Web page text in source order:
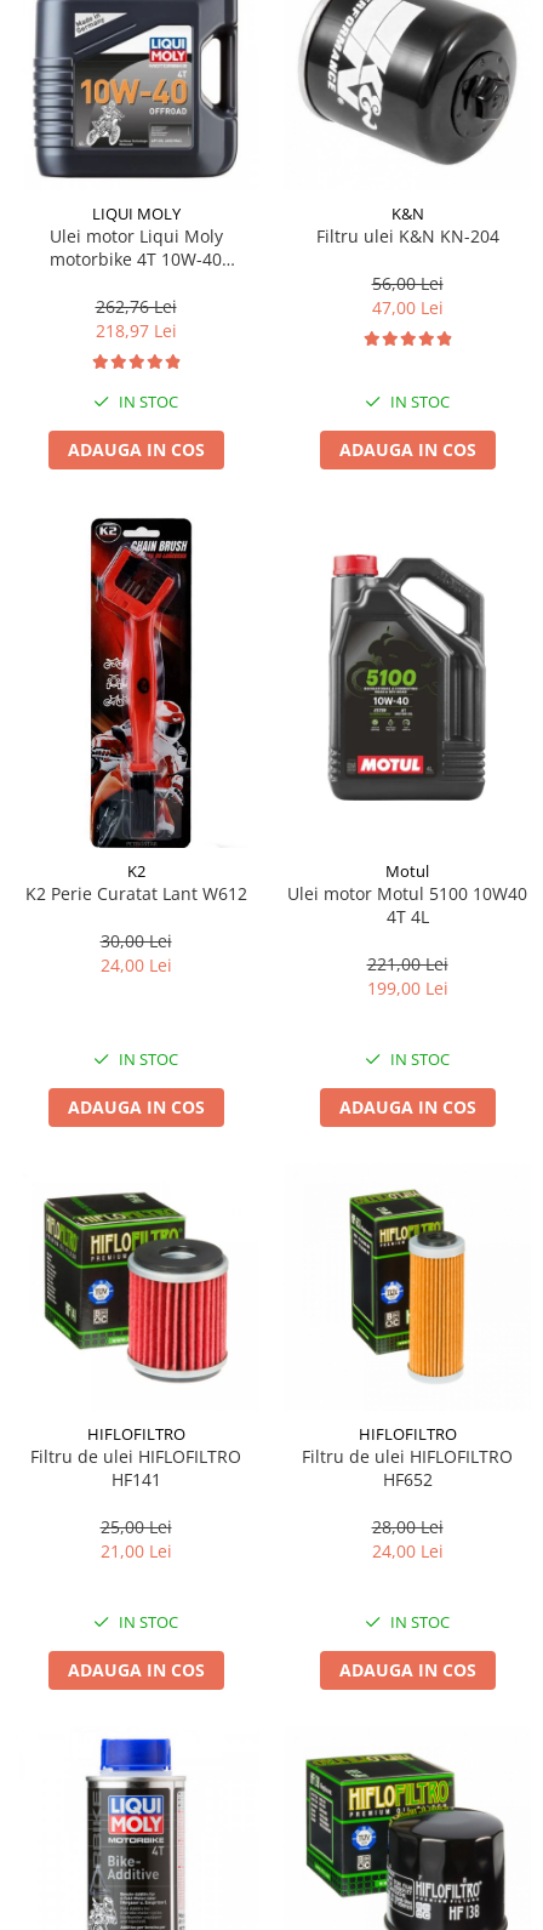
LIQUI MOLY
Ulei motor Liqui Moly
motorbike 4T 10W-40
262,76 Lei
218,97 Lei
IN STOC
ADAUGA IN COS
K&N
Filtru ulei K&N KN-204
56,00 Lei
47,00 Lei
IN STOC
ADAUGA IN COS
K2
K2 Perie Curatat Lant W612
30,00 Lei
24,00 Lei
IN STOC
ADAUGA IN COS
Motul
Ulei motor Motul 5100 10W40
4T 4L
221,00 Lei
199,00 Lei
IN STOC
ADAUGA IN COS
HIFLOFILTRO
Filtru de ulei HIFLOFILTRO
HF141
25,00 Lei
21,00 Lei
IN STOC
ADAUGA IN COS
HIFLOFILTRO
Filtru de ulei HIFLOFILTRO
HF652
28,00 Lei
24,00 Lei
IN STOC
ADAUGA IN COS